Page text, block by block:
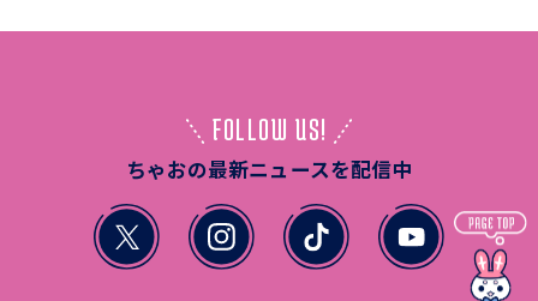
FOLLOW US!
ちゃおの最新ニュースを配信中